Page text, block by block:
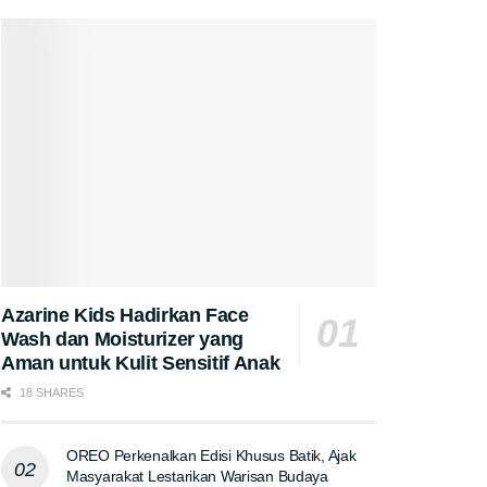
Azarine Kids Hadirkan Face
Wash dan Moisturizer yang
Aman untuk Kulit Sensitif Anak
18 SHARES
OREO Perkenalkan Edisi Khusus Batik, Ajak
Masyarakat Lestarikan Warisan Budaya